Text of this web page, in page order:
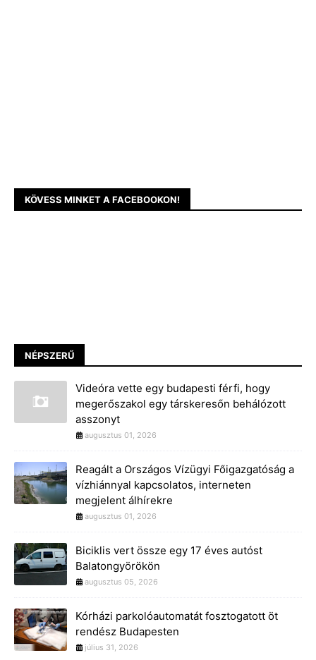
KÖVESS MINKET A FACEBOOKON!
NÉPSZERŰ
Videóra vette egy budapesti férfi, hogy
megerőszakol egy társkeresőn behálózott
asszonyt
augusztus 01, 2026
Reagált a Országos Vízügyi Főigazgatóság a
vízhiánnyal kapcsolatos, interneten
megjelent álhírekre
augusztus 01, 2026
Biciklis vert össze egy 17 éves autóst
Balatongyörökön
augusztus 05, 2026
Kórházi parkolóautomatát fosztogatott öt
rendész Budapesten
július 31, 2026